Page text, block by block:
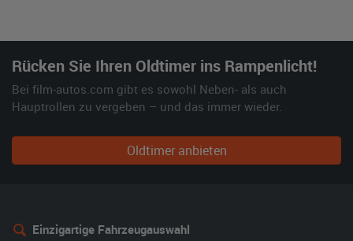
Rücken Sie Ihren Oldtimer ins Rampenlicht!
Bei film-autos.com gibt es sowohl Neben- als auch
Hauptrollen zu vergeben – und das immer wieder.
Oldtimer anbieten
Einzigartige Fahrzeugauswahl